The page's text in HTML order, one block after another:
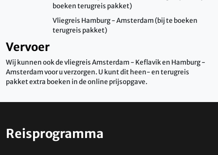
boeken terugreis pakket)
Vliegreis Hamburg - Amsterdam (bij te boeken
terugreis pakket)
Vervoer
Wij kunnen ook de vliegreis Amsterdam - Keflavik en Hamburg -
Amsterdam voor u verzorgen. U kunt dit heen- en terugreis
pakket extra boeken in de online prijsopgave.
Reisprogramma